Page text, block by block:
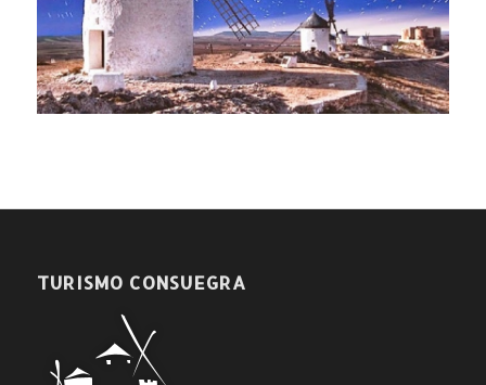
TURISMO CONSUEGRA